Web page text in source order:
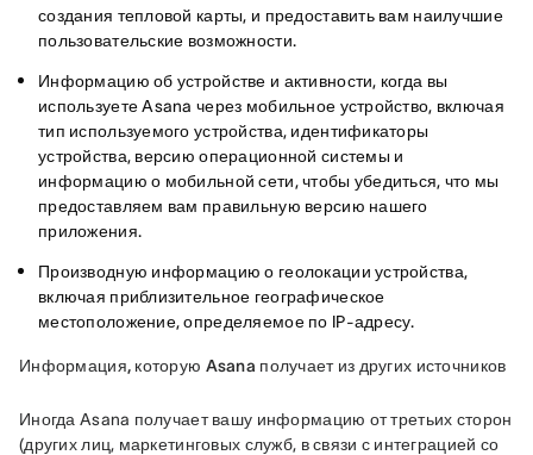
создания тепловой карты, и предоставить вам наилучшие
пользовательские возможности.
Информацию об устройстве и активности, когда вы
используете Asana через мобильное устройство, включая
тип используемого устройства, идентификаторы
устройства, версию операционной системы и
информацию о мобильной сети, чтобы убедиться, что мы
предоставляем вам правильную версию нашего
приложения.
Производную информацию о геолокации устройства,
включая приблизительное географическое
местоположение, определяемое по IP-адресу.
Информация, которую Asana получает из других источников
Иногда Asana получает вашу информацию от третьих сторон
(других лиц, маркетинговых служб, в связи с интеграцией со